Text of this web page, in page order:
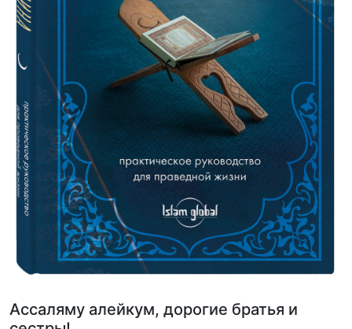
Ассаляму алейкум, дорогие братья и